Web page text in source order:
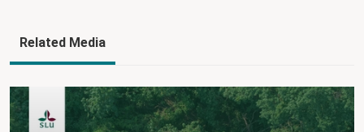
Related Media